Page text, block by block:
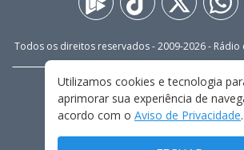
Todos os direitos reservados - 2009-2026- Rádio
FALE CONOSCO
TERMOS E CONDIÇÕES DE USO
Utilizamos cookies e tecnologia
aprimorar sua experiência de
acordo com o Aviso de Privacidade.